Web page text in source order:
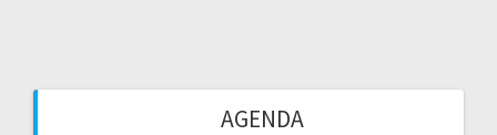
AGENDA